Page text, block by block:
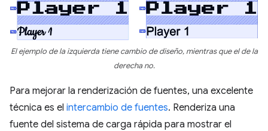
El ejemplo de la izquierda tiene cambio de diseño, mientras que el de la
derecha no.
Para mejorar la renderización de fuentes, una excelente
técnica es el intercambio de fuentes. Renderiza una
fuente del sistema de carga rápida para mostrar el